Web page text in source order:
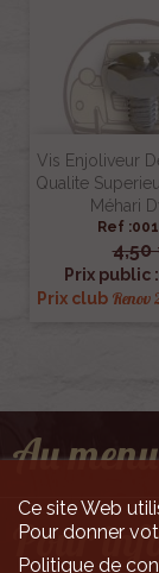
Vis Enjoliveur
Qualite
Méhari
Ref
4,50
Prix public :
Prix club Renov
Au menu
Pour
Ce site Web
Pour donner
Politique de